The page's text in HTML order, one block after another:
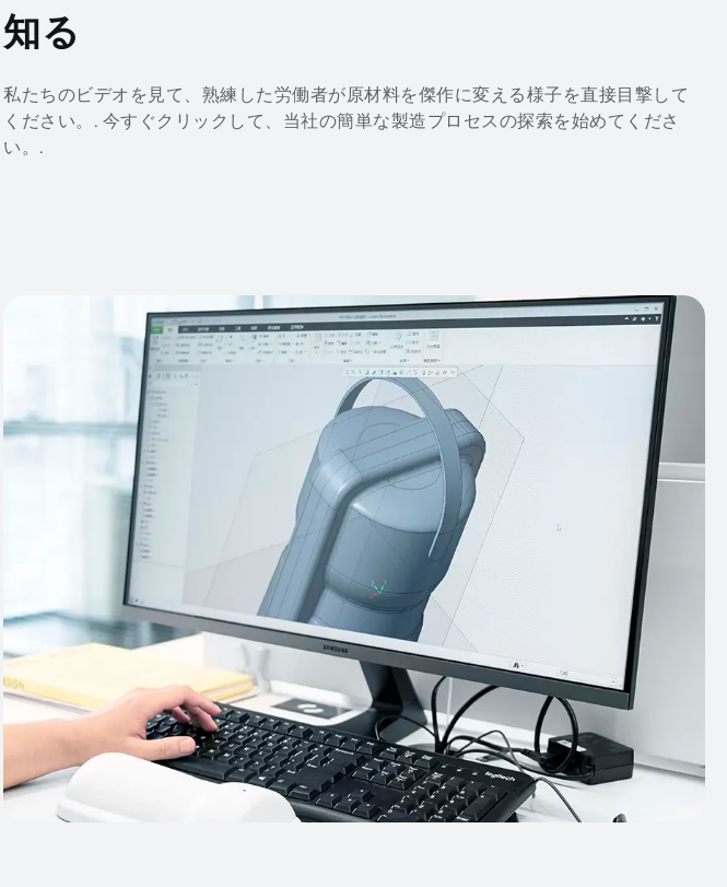
知る
私たちのビデオを見て、熟練した労働者が原材料を傑作に変える様子を直接目撃して
ください。. 今すぐクリックして、当社の簡単な製造プロセスの探索を始めてくださ
い。.